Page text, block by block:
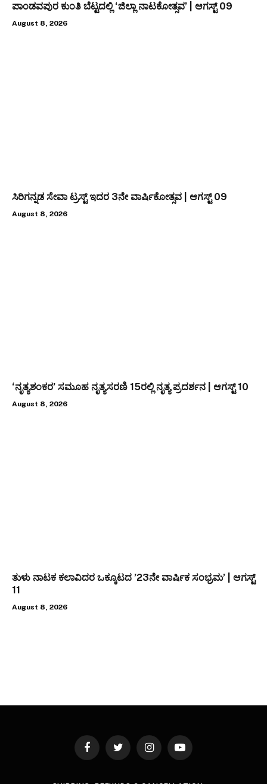
ಪಾಂಡವಪುರ ಕುಂತಿ ಬೆಟ್ಟದಲ್ಲಿ ‘ಜಿಲ್ಲಾ ನಾಟಕೋತ್ಸವ’ | ಆಗಸ್ಟ್ 09
August 8, 2026
ಸಿರಿಗನ್ನಡ ಸೇವಾ ಟ್ರಸ್ಟ್ ಇದರ 3ನೇ ವಾರ್ಷಿಕೋತ್ಸವ | ಆಗಸ್ಟ್ 09
August 8, 2026
‘ನೃತ್ಯಶಂಕರ’ ಸಮೂಹ ನೃತ್ಯಸರಣಿ 15ರಲ್ಲಿ ನೃತ್ಯ ಪ್ರದರ್ಶನ | ಆಗಸ್ಟ್ 10
August 8, 2026
ತುಳು ನಾಟಕ ಕಲಾವಿದರ ಒಕ್ಕೂಟದ ’23ನೇ ವಾರ್ಷಿಕ ಸಂಭ್ರಮ’ | ಆಗಸ್ಟ್
11
August 8, 2026
FacebookTwitter InstagramYouTube